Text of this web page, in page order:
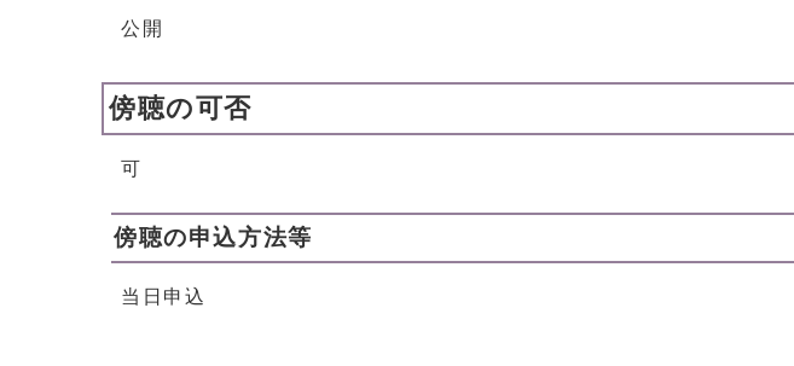
公開
傍聴の可否
可
傍聴の申込方法等
当日申込